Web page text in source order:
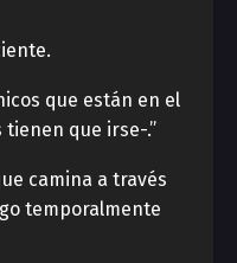
que están en el
que irse-.”
camina a través
temporalmente